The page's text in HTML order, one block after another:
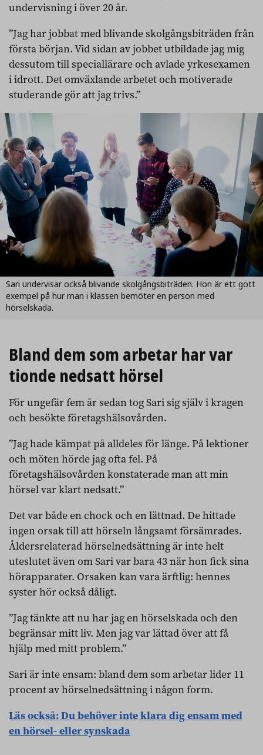
undervisning i över 20 år.
”Jag har jobbat med blivande skolgångsbiträden från
första början. Vid sidan av jobbet utbildade jag mig
dessutom till speciallärare och avlade yrkesexamen
i idrott. Det omväxlande arbetet och motiverade
studerande gör att jag trivs.”
Sari undervisar också blivande skolgångsbiträden. Hon är ett gott
exempel på hur man i klassen bemöter en person med
hörselskada.
Bland dem som arbetar har var
tionde nedsatt hörsel
För ungefär fem år sedan tog Sari sig själv i kragen
och besökte företagshälsovården.
”Jag hade kämpat på alldeles för länge. På lektioner
och möten hörde jag ofta fel. På
företagshälsovården konstaterade man att min
hörsel var klart nedsatt.”
Det var både en chock och en lättnad. De hittade
ingen orsak till att hörseln långsamt försämrades.
Åldersrelaterad hörselnedsättning är inte helt
uteslutet även om Sari var bara 43 när hon fick sina
hörapparater. Orsaken kan vara ärftlig: hennes
syster hör också dåligt.
”Jag tänkte att nu har jag en hörselskada och den
begränsar mitt liv. Men jag var lättad över att få
hjälp med mitt problem.”
Sari är inte ensam: bland dem som arbetar lider 11
procent av hörselnedsättning i någon form.
Läs också:Du behöver inte klara dig ensam med
en hörsel- eller synskada